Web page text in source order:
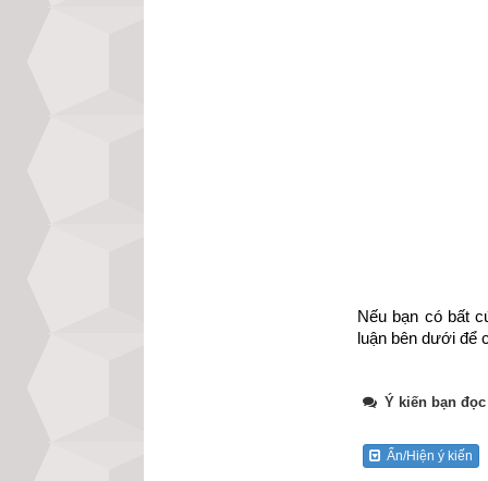
Nếu bạn có bất
luận bên dưới để
Ý kiến bạn đọc
Ẩn/Hiện ý kiến